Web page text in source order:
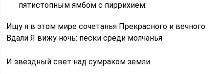
пятистопным ямбом с пиррихием:
Ищу я в этом мире сочетанья Прекрасного и вечного.
Вдали Я вижу ночь: пески среди молчанья
И звёздный свет над сумраком земли.